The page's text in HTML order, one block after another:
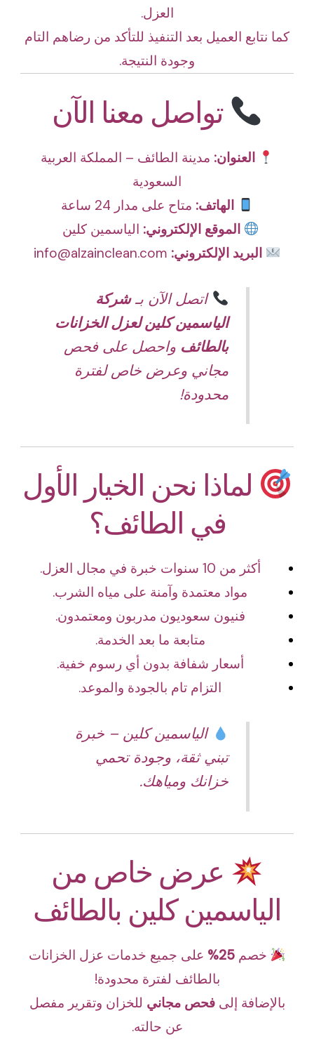
العزل.
كما نتابع العميل بعد التنفيذ للتأكد من رضاهم التام
وجودة النتيجة.
تواصل معنا الآن
العنوان: مدينة الطائف – المملكة العربية
السعودية
الهاتف: متاح على مدار 24 ساعة
الموقع الإلكتروني: الياسمين كلين
البريد الإلكتروني: info@alzainclean.com
اتصل الآن بـشركة
الياسمين كلين لعزل الخزانات
بالطائف واحصل على فحص
مجاني وعرض خاص لفترة
محدودة!
لماذا نحن الخيار الأول
في الطائف؟
أكثر من 10 سنوات خبرة في مجال العزل.
مواد معتمدة وآمنة على مياه الشرب.
فنيون سعوديون مدربون ومعتمدون.
متابعة ما بعد الخدمة.
أسعار شفافة بدون أي رسوم خفية.
التزام تام بالجودة والموعد.
الياسمين كلين – خبرة
تبني ثقة، وجودة تحمي
خزانك ومياهك.
عرض خاص من
الياسمين كلين بالطائف
خصم25%
على جميع خدمات عزل الخزانات
بالطائف لفترة محدودة!
بالإضافة إلىفحص مجاني للخزان وتقرير مفصل
عن حالته.